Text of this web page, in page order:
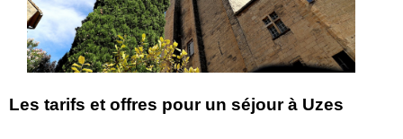
Les tarifs et offres pour un séjour à Uzes